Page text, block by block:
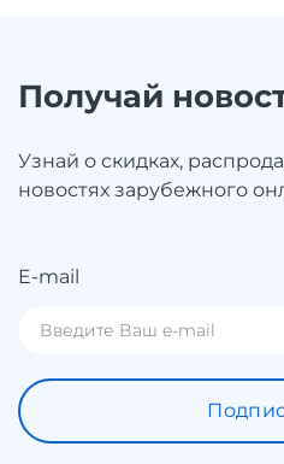
Получай
Узнай о скидках,
новостях зарубежного
E-mail